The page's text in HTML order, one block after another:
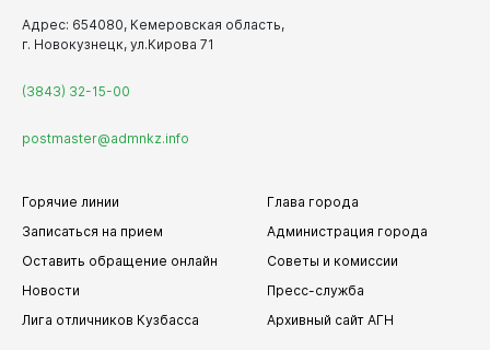
Горожанам
Документы
Виртуальная приемная
Адрес: 654080, Кемеровская область,
г. Новокузнецк, ул.Кирова 71
(3843) 32-15-00
postmaster@admnkz.info
Горячие линии
Записаться на прием
Оставить обращение онлайн
Новости
Лига отличников Кузбасса
Глава города
Администрация города
Советы и комиссии
Пресс-служба
Архивный сайт АГН